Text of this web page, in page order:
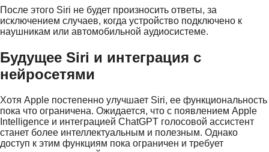
После этого Siri не будет произносить ответы, за
исключением случаев, когда устройство подключено к
наушникам или автомобильной аудиосистеме.
Будущее Siri и интеграция с
нейросетями
Хотя Apple постепенно улучшает Siri, ее функциональность
пока что ограничена. Ожидается, что с появлением Apple
Intelligence и интеграцией ChatGPT голосовой ассистент
станет более интеллектуальным и полезным. Однако
доступ к этим функциям пока ограничен и требует